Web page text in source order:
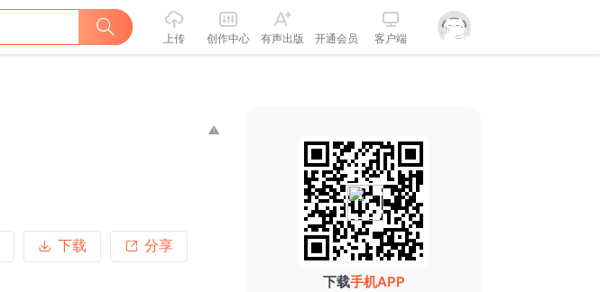
上传 创作中心 有声出版 开通会员 客户端
下载 分享
下载手机APP